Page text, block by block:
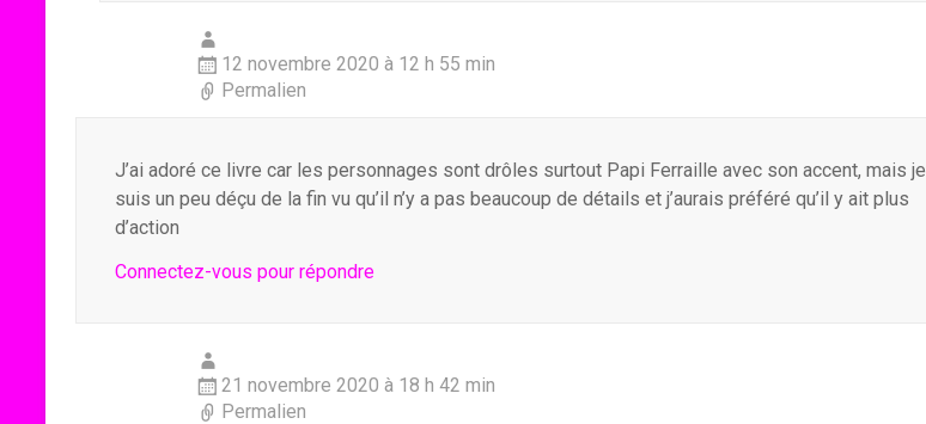
12 novembre 2020 à 12 h 55 min
Permalien
J’ai adoré ce livre car les personnages sont drôles surtout Papi Ferraille avec son accent, mais je
suis un peu déçu de la fin vu qu’il n’y a pas beaucoup de détails et j’aurais préféré qu’il y ait plus
d’action
Connectez-vous pour répondre
21 novembre 2020 à 18 h 42 min
Permalien